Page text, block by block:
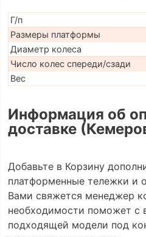
Г/п
Размеры платформы
Диаметр колеса
Число колес спереди/сзади
Вес
Информация об
доставке
Добавьте в Корзину
платформенные тележки и
Вами свяжется менеджер
необходимости поможет с
подходящей модели под